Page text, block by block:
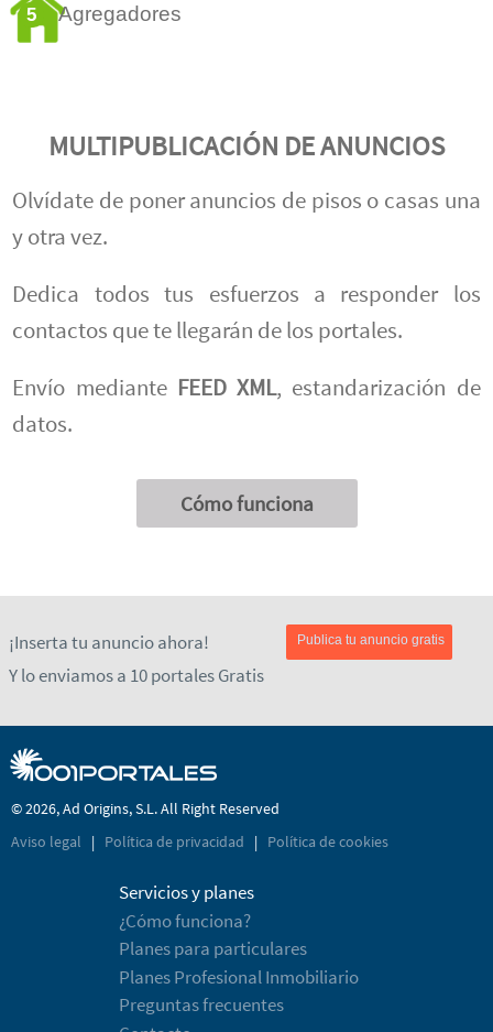
5 Agregadores
MULTIPUBLICACIÓN DE ANUNCIOS
Olvídate de poner anuncios de pisos o casas una
y otra vez.
Dedica todos tus esfuerzos a responder los
contactos que te llegarán de los portales.
Envío mediante FEED XML, estandarización de
datos.
Cómo funciona
¡Inserta tu anuncio ahora!
Y lo enviamos a 10 portales Gratis
Publica tu anuncio gratis
© 2026, Ad Origins, S.L. All Right Reserved
Aviso legal
| Política de privacidad | Política de cookies
Servicios y planes
¿Cómo funciona?
Planes para particulares
Planes Profesional Inmobiliario
Preguntas frecuentes